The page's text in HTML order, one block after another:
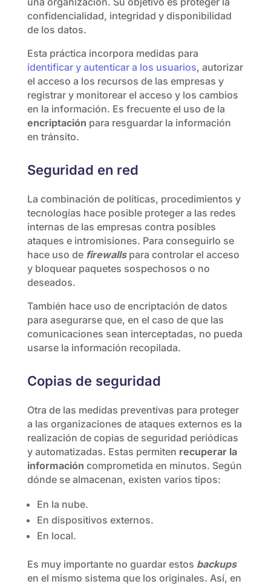
confidencialidad, integridad y disponibilidad
de los datos.
Esta práctica incorpora medidas para
identificar y autenticar a los usuarios, autorizar
el acceso a los recursos de las empresas y
registrar y monitorear el acceso y los cambios
en la información. Es frecuente el uso de la
encriptación para resguardar la información
en tránsito.
Seguridad en red
La combinación de políticas, procedimientos y
tecnologías hace posible proteger a las redes
internas de las empresas contra posibles
ataques e intromisiones. Para conseguirlo se
hace uso de firewallspara controlar el acceso
y bloquear paquetes sospechosos o no
deseados.
También hace uso de encriptación de datos
para asegurarse que, en el caso de que las
comunicaciones sean interceptadas, no pueda
usarse la información recopilada.
Copias de seguridad
Otra de las medidas preventivas para proteger
a las organizaciones de ataques externos es la
realización de copias de seguridad periódicas
y automatizadas. Estas permiten recuperar la
información comprometida en minutos. Según
dónde se almacenan, existen varios tipos:
En la nube.
En dispositivos externos.
En local.
Es muy importante no guardar estos backups
en el mismo sistema que los originales. Así, en